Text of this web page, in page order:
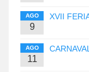
AGO
9
XVII
AGO
11